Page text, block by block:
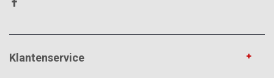
Klantenservice